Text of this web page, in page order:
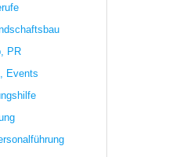
PR
Events